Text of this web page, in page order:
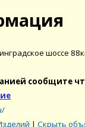
шоссе
сообщите
| Скрыть